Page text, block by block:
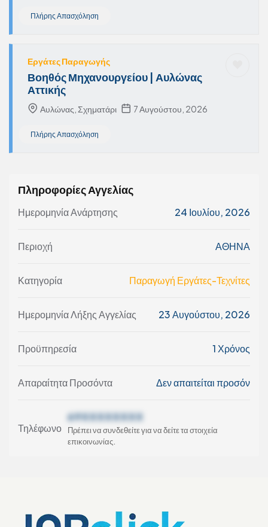
Πλήρης Απασχόληση
Εργάτες Παραγωγής
Βοηθός Μηχανουργείου | Αυλώνας
Αττικής
Αυλώνας, Σχηματάρι 7 Αυγούστου, 2026
Πλήρης Απασχόληση
Πληροφορίες Αγγελίας
Ημερομηνία Ανάρτησης 24 Ιουλίου, 2026
Περιοχή ΑΘΗΝΑ
Κατηγορία Παραγωγή Εργάτες-Τεχνίτες
Ημερομηνία Λήξης Αγγελίας 23 Αυγούστου, 2026
Προϋπηρεσία 1 Χρόνος
Απαραίτητα Προσόντα Δεν απαιτείται προσόν
Τηλέφωνο
69XXXXXXXX
Πρέπει να συνδεθείτε για να δείτε τα στοιχεία
επικοινωνίας.